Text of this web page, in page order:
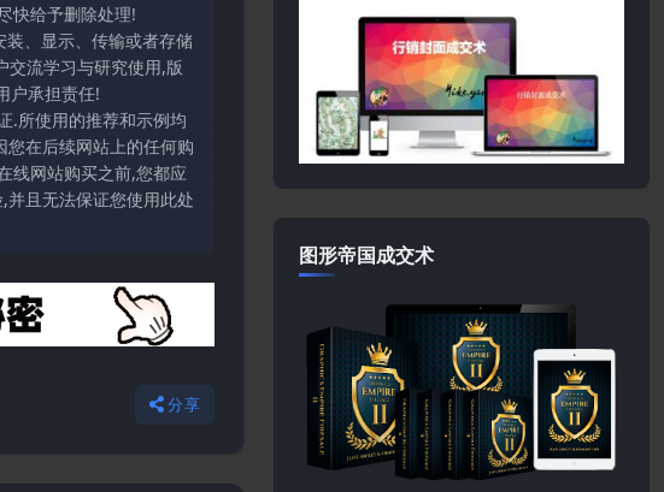
快给予删除处理!
、显示、传输或者存储
交流学习与研究使用,版
户承担责任!
.所使用的推荐和示例均
在后续网站上的任何购
线网站购买之前,您都应
且无法保证您使用此处
分享
图形帝国成交术